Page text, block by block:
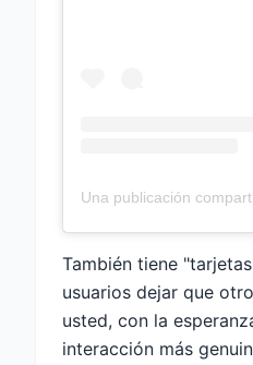
También tiene
usuarios dejar que
usted, con la
interacción más